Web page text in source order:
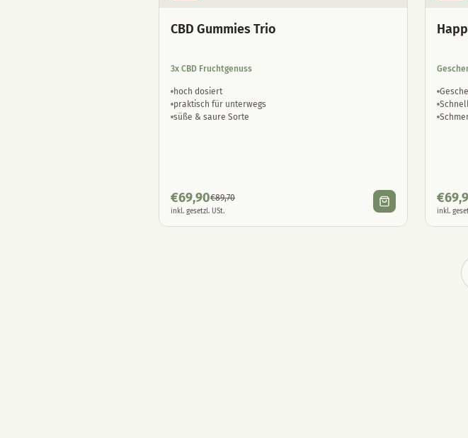
CBD Gummies Trio
3x CBD Fruchtgenuss
hoch dosiert
praktisch für unterwegs
süße & saure Sorte
€69,90€89,70
inkl. gesetzl. USt.
€
inkl.